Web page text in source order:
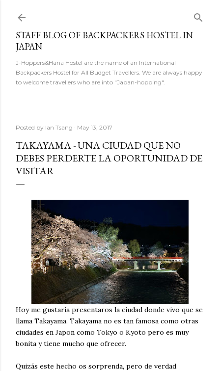
STAFF BLOG OF BACKPACKERS HOSTEL IN
JAPAN
J-Hoppers&Hana Hostel are the name of an International
Backpackers Hostel for All Budget Travellers. We are always happy
to welcome travellers who are into "Japan-hopping".
Posted by Ian Tsang May 13, 2017
TAKAYAMA - UNA CIUDAD QUE NO
DEBES PERDERTE LA OPORTUNIDAD DE
VISITAR
Hoy me gustaría presentaros la ciudad donde vivo que se
llama Takayama. Takayama no es tan famosa como otras
ciudades en Japon como Tokyo o Kyoto pero es muy
bonita y tiene mucho que ofrecer.
Quizás este hecho os sorprenda, pero de verdad